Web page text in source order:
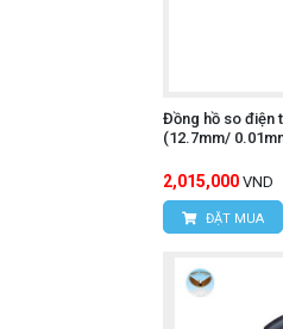
Đồng hồ so điện
(12.7mm/
2,015,000 VND
ĐẶT MUA